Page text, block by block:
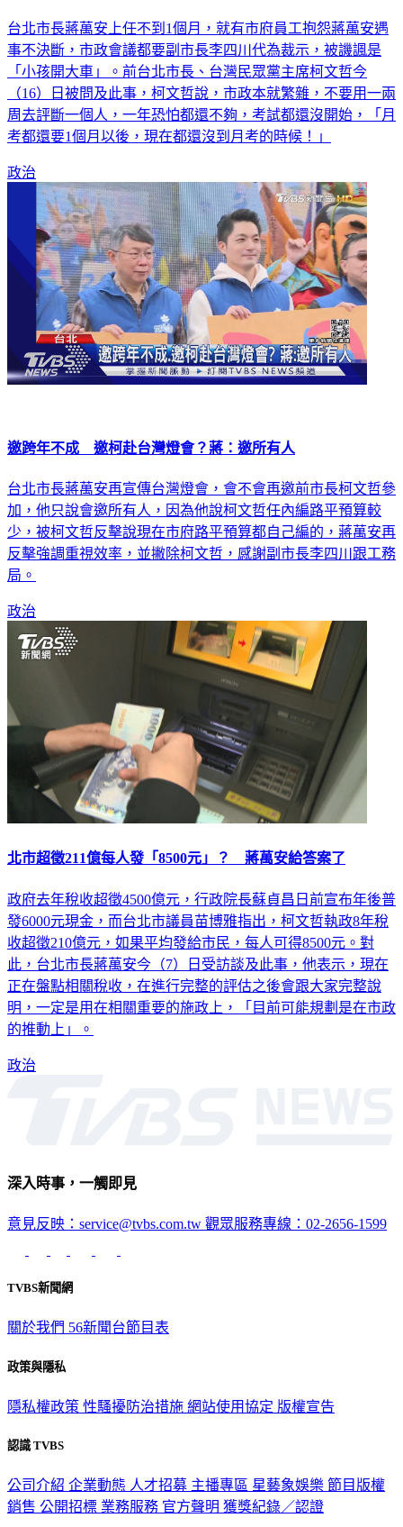
台北市長蔣萬安上任不到1個月，就有市府員工抱怨蔣萬安遇
事不決斷，市政會議都要副市長李四川代為裁示，被譏諷是
「小孩開大車」。前台北市長、台灣民眾黨主席柯文哲今
（16）日被問及此事，柯文哲說，市政本就繁雜，不要用一兩
周去評斷一個人，一年恐怕都還不夠，考試都還沒開始，「月
考都還要1個月以後，現在都還沒到月考的時候！」
政治
邀跨年不成 邀柯赴台灣燈會？蔣：邀所有人
台北市長蔣萬安再宣傳台灣燈會，會不會再邀前市長柯文哲參
加，他只說會邀所有人，因為他說柯文哲任內編路平預算較
少，被柯文哲反擊說現在市府路平預算都自己編的，蔣萬安再
反擊強調重視效率，並撇除柯文哲，感謝副市長李四川跟工務
局。
政治
北市超徵211億每人發「8500元」？ 蔣萬安給答案了
政府去年稅收超徵4500億元，行政院長蘇貞昌日前宣布年後普
發6000元現金，而台北市議員苗博雅指出，柯文哲執政8年稅
收超徵210億元，如果平均發給市民，每人可得8500元。對
此，台北市長蔣萬安今（7）日受訪談及此事，他表示，現在
正在盤點相關稅收，在進行完整的評估之後會跟大家完整說
明，一定是用在相關重要的施政上，「目前可能規劃是在市政
的推動上」。
政治
深入時事，一觸即見
意見反映：service@tvbs.com.tw 觀眾服務專線：02-2656-1599
TVBS新聞網
關於我們 56新聞台節目表
政策與隱私
隱私權政策 性騷擾防治措施 網站使用協定 版權宣告
認識 TVBS
公司介紹 企業動態 人才招募 主播專區 星藝象娛樂 節目版權
銷售 公開招標 業務服務 官方聲明 獲獎紀錄／認證